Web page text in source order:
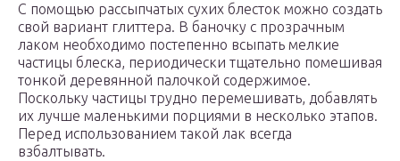
С помощью рассыпчатых сухих блесток можно создать
свой вариант глиттера. В баночку с прозрачным
лаком необходимо постепенно всыпать мелкие
частицы блеска, периодически тщательно помешивая
тонкой деревянной палочкой содержимое.
Поскольку частицы трудно перемешивать, добавлять
их лучше маленькими порциями в несколько этапов.
Перед использованием такой лак всегда
взбалтывать.